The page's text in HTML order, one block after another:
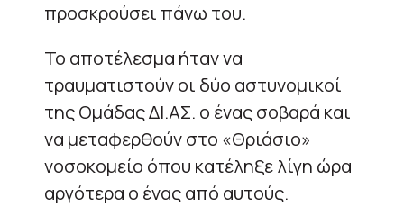
προσκρούσει πάνω του.
Το αποτέλεσμα ήταν να
τραυματιστούν οι δύο αστυνομικοί
της Ομάδας ΔΙ.ΑΣ. ο ένας σοβαρά και
να μεταφερθούν στο «Θριάσιο»
νοσοκομείο όπου κατέληξε λίγη ώρα
αργότερα ο ένας από αυτούς.